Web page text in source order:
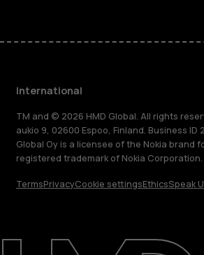
Repair, reuse, recycle
International
TM and © 2026 HMD Global. All rights
aukio 9, 02600 Espoo, Finland. Business ID
Global Oy is a licensee of the Nokia brand
registered trademark of Nokia Corporation.
TermsPrivacyCookie settingsEthicsSpeak